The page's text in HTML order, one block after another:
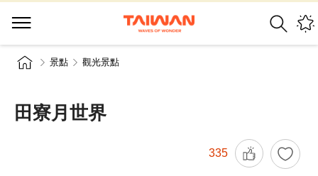
景點 觀光景點
田寮月世界
335